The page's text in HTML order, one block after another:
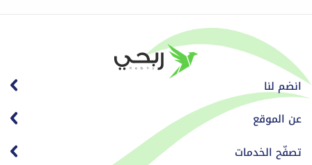
انضم لنا
عن الموقع
تصفّح الخدمات